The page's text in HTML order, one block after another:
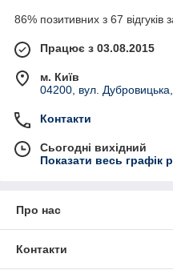
86% позитивних з 67 відгуків
Працює з 03.08.2015
м. Київ
04200, вул.
Контакти
Сьогодні вихідний
Показати весь графік
Про нас
Контакти